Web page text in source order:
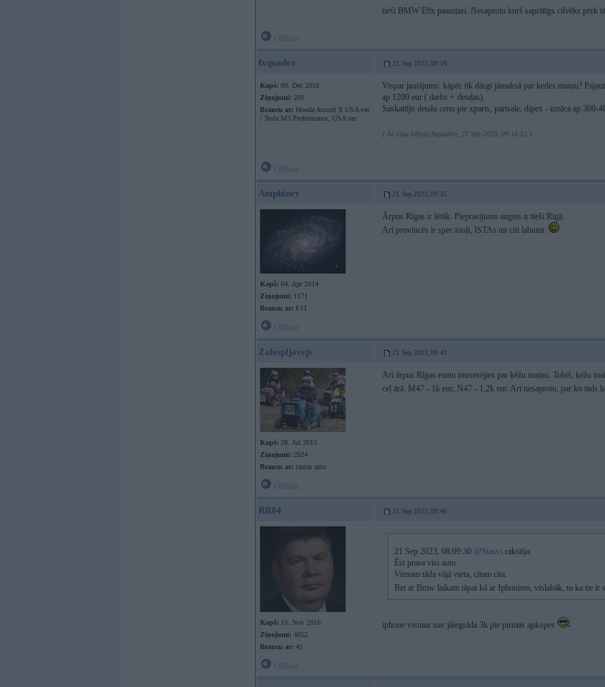
tieši BMW E9x paaudzei. Nesaprotu kurš saprātīgs cilvēks pērk
fxquadro 21. Sep 2023, 09:16
Kopš: 09. Dec 2018
Ziņojumi: 209
Braucu ar: Honda Accord X USA ver.
/ Tesla M3 Performance, USA ver.
Vispar jautājums: kāpēc tik dārgi jāmaksā par ķedes maiņu?
ap 1200 eur ( darbs + detaļas).
Saskaitīju detaļu cenu pie xparts, partsale, dipex - iznāca ap 300-
[ Šo ziņu laboja fxquadro, 21 Sep 2023, 09:16:52 ]
Amphiney 21. Sep 2023, 09:35
Kopš: 04. Apr 2014
Ziņojumi: 1171
Braucu ar: F11
Ārpus Rīgas ir lētāk. Pieprasījums augsts ir tieši Rīgā.
Arī provincēs ir spec tooļi, ISTAs un citi labumi.
Zalespljavejs 21. Sep 2023, 09:41
Kopš: 28. Jul 2015
Ziņojumi: 2924
Braucu ar: tautas auto
Arī ārpus Rīgas esmu interesējies par ķēžu maiņu. Tobiš, ķēžu
ceļ ārā. M47 - 1k eur, N47 - 1,2k eur. Arī nesaprotu, par ko tāds
RR04 21. Sep 2023, 09:46
Kopš: 15. Nov 2016
Ziņojumi: 4052
Braucu ar: 41
21 Sep 2023, 08:09:30 @Stasss rakstīja:
Ēst prasa visi auto.
Vienam tāda vājā vieta, citam cita.
Bet ar Bmw laikam tāpat kā ar Iphoniem, vislabāk, to ka tie ir
iphone vismaz nav jāiegulda 3k pie pirmās apkopes